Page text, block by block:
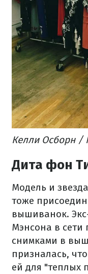
Келли Осборн /
Дита фон
Модель и
тоже
вышиванок.
Мэнсона в сети
снимками в
призналась,
ей для "теплых